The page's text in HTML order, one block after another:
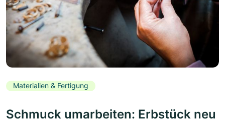
Materialien & Fertigung
Schmuck umarbeiten: Erbstück neu